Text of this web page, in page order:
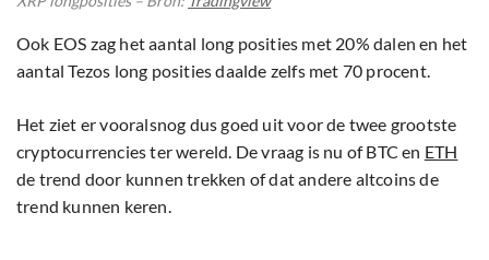
Ook EOS zag het aantal long posities met 20% dalen en het
aantal Tezos long posities daalde zelfs met 70 procent.
Het ziet er vooralsnog dus goed uit voor de twee grootste
cryptocurrencies ter wereld. De vraag is nu of BTC en ETH
de trend door kunnen trekken of dat andere altcoins de
trend kunnen keren.